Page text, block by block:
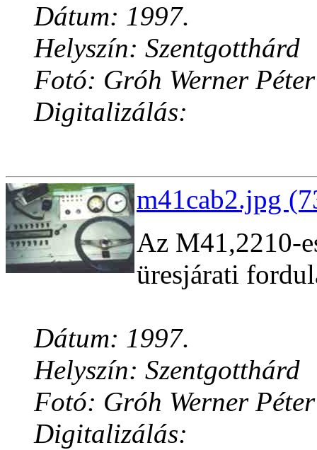
Dátum: 1997.
Helyszín: Szentgotthárd
Fotó: Gróh Werner Péter
Digitalizálás:
m41cab2.jpg
Az M41,2210-
üresjárati
Dátum: 1997.
Helyszín: Szentgotthárd
Fotó: Gróh Werner Péter
Digitalizálás: